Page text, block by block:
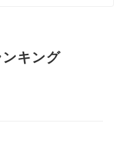
キング